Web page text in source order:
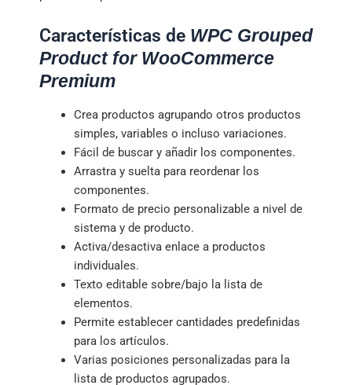
Características de WPC Grouped
Product for WooCommerce
Premium
Crea productos agrupando otros productos
simples, variables o incluso variaciones.
Fácil de buscar y añadir los componentes.
Arrastra y suelta para reordenar los
componentes.
Formato de precio personalizable a nivel de
sistema y de producto.
Activa/desactiva enlace a productos
individuales.
Texto editable sobre/bajo la lista de
elementos.
Permite establecer cantidades predefinidas
para los artículos.
Varias posiciones personalizadas para la
lista de productos agrupados.